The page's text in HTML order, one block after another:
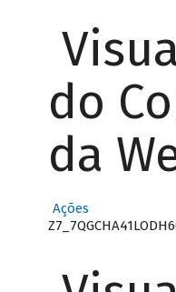
do
da
Ações